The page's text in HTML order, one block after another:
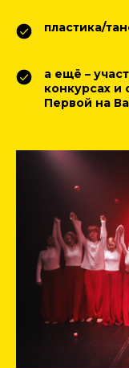
пластика/
а ещё –
конкурсах и
Первой на